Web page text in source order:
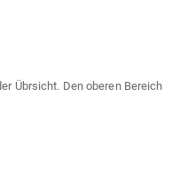
Übrsicht. Den oberen Bereich